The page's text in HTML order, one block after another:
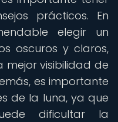
prácticos. En
elegir un
oscuros y claros,
visibilidad de
es importante
de la luna, ya que
dificultar la